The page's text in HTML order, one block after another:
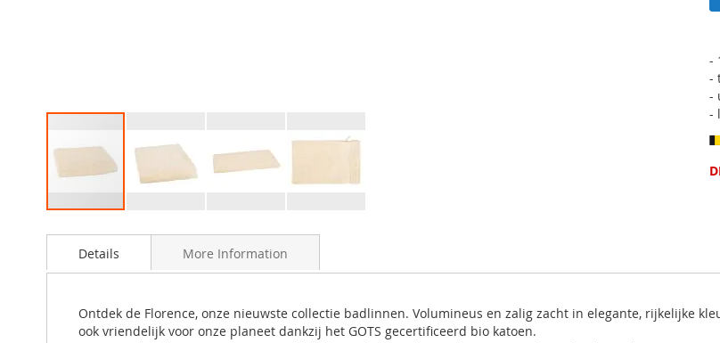
to
beginning
images
-
-
-
-
Details
Ontdek de Florence, onze nieuwste collectie badlinnen. Volumineus en zalig zacht in elegante, rijkelijke
ook vriendelijk voor onze planeet dankzij het GOTS gecertificeerd bio katoen.
More Information